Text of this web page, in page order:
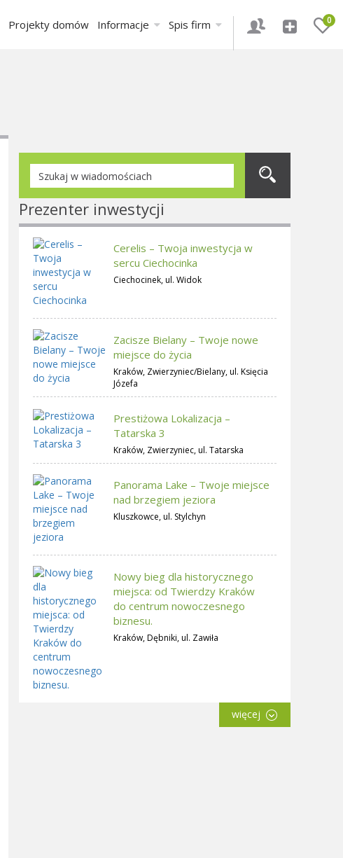
0
Projekty domów Informacje Spis firm
Prezenter inwestycji
Cerelis – Twoja inwestycja w
sercu Ciechocinka
Ciechocinek, ul. Widok
Zacisze Bielany – Twoje nowe
miejsce do życia
Kraków, Zwierzyniec/Bielany, ul. Księcia
Józefa
Prestiżowa Lokalizacja –
Tatarska 3
Kraków, Zwierzyniec, ul. Tatarska
Panorama Lake – Twoje miejsce
nad brzegiem jeziora
Kluszkowce, ul. Stylchyn
Nowy bieg dla historycznego
miejsca: od Twierdzy Kraków
do centrum nowoczesnego
biznesu.
Kraków, Dębniki, ul. Zawiła
więcej